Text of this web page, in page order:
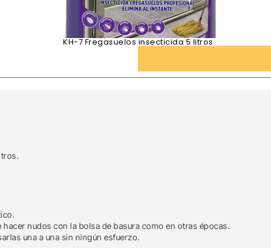
KH-7 Fregasuelos insecticida 5 litros
nudos con la bolsa de basura como en otras épocas.
una a una sin ningún esfuerzo.